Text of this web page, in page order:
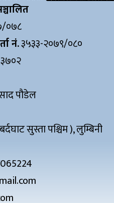
०७८
नं.३५३३-२०७९/०८०
३७०२
पौडेल
सुस्ता पश्चिम ), लुम्बिनी